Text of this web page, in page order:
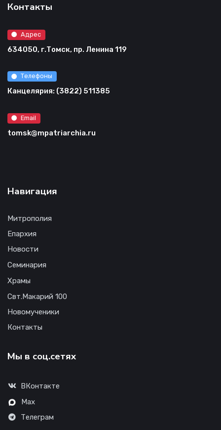
Контакты
Адрес
634050, г.Томск, пр. Ленина 119
Телефоны
Канцелярия: (3822) 511385
Email
tomsk@mpatriarchia.ru
Навигация
Митрополия
Епархия
Новости
Семинария
Храмы
Свт.Макарий 100
Новомученики
Контакты
Мы в соц.сетях
ВКонтакте
Max
Телеграм